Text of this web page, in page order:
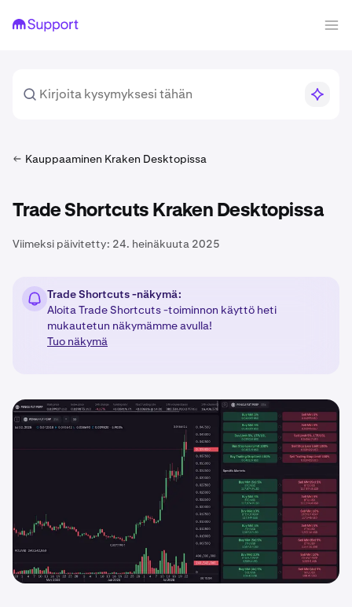
Kauppaaminen Kraken Desktopissa
Trade Shortcuts Kraken Desktopissa
Viimeksi päivitetty: 24. heinäkuuta 2025
Trade Shortcuts -näkymä:
Aloita Trade Shortcuts -toiminnon käyttö heti
mukautetun näkymämme avulla!
Tuo näkymä